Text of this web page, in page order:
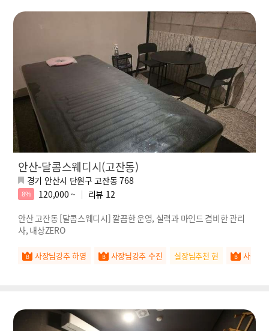
안산-달콤스웨디시(고잔동)
경기 안산시 단원구 고잔동 768
8% 120,000 ~ 리뷰 12
안산 고잔동 [달콤스웨디시] 깔끔한 운영, 실력과 마인드 겸비한 관리
사, 내상ZERO
사장님강추 하영 사장님강추 수진 실장님추천 현 사장님